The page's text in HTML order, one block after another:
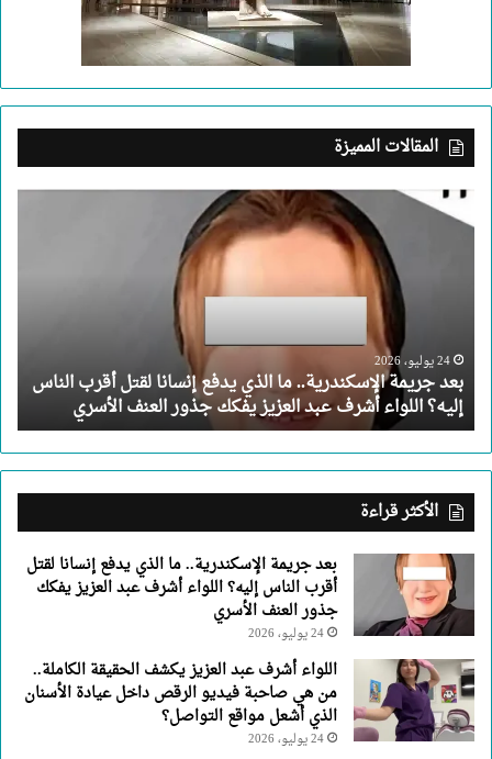
المقالات المميزة
بعد
جريمة
لقتل
أقرب
الناس
إليه؟
اللواء
أشرف
عبد
العزيز
جذور
العنف
الأسري
24 يوليو، 2026
بعد جريمة الإسكندرية.. ما الذي يدفع إنسانا لقتل أقرب الناس
إليه؟ اللواء أشرف عبد العزيز يفكك جذور العنف الأسري
الأكثر قراءة
بعد جريمة الإسكندرية.. ما الذي يدفع إنسانا لقتل
أقرب الناس إليه؟ اللواء أشرف عبد العزيز يفكك
جذور العنف الأسري
24 يوليو، 2026
اللواء أشرف عبد العزيز يكشف الحقيقة الكاملة..
من هي صاحبة فيديو الرقص داخل عيادة الأسنان
الذي أشعل مواقع التواصل؟
24 يوليو، 2026